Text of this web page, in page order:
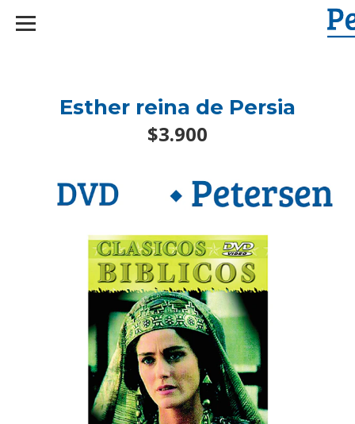
Esther reina de Persia
$3.900